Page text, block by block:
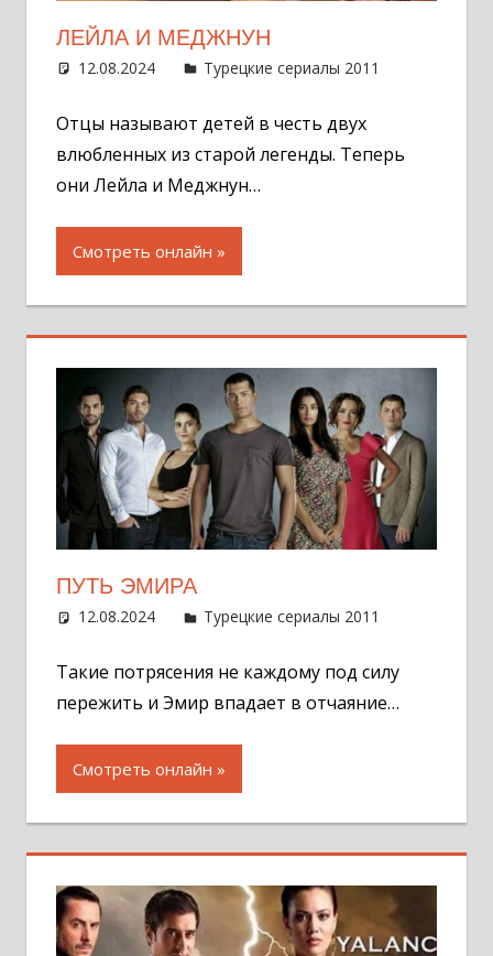
ЛЕЙЛА И МЕДЖНУН
12.08.2024 Администратор
Турецкие сериалы 2011
Отцы называют детей в честь двух
влюбленных из старой легенды. Теперь
они Лейла и Меджнун…
Смотреть онлайн
ПУТЬ ЭМИРА
12.08.2024 Администратор
Турецкие сериалы 2011
Такие потрясения не каждому под силу
пережить и Эмир впадает в отчаяние…
Смотреть онлайн